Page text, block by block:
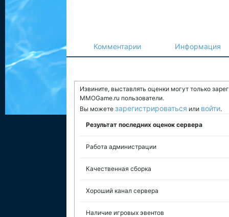
Комментарии Информация
Извините, выставлять оценки могут только
MMOGame.ru пользователи.
Вы можете зарегистрироваться или войти.
Результат последних оценок сервера
Работа администрации
Качественная сборка
Хороший канал сервера
Наличие игровых эвентов